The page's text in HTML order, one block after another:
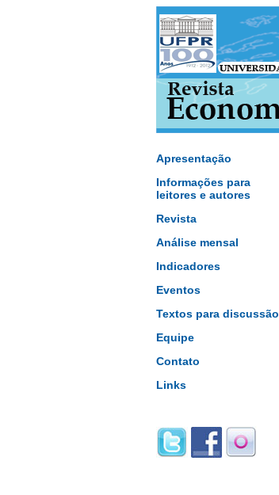
Apresentação
Informações para
leitores e autores
Revista
Análise mensal
Indicadores
Eventos
Textos para discussão
Equipe
Contato
Links